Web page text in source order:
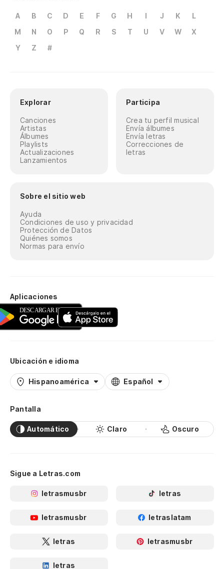
A B C D E F G H I J K
L
M
N O P Q R S T U V W
X
Y
Z #
Explorar
Canciones
Artistas
Álbumes
Playlists
Actualizaciones
Lanzamientos
Participa
Crea tu perfil musical
Envía álbumes
Envía letras
Correcciones de
letras
Sobre el sitio web
Ayuda
Condiciones de uso y privacidad
Protección de Datos
Quiénes somos
Normas para envío
Aplicaciones
Ubicación e idioma
Hispanoamérica Español
Pantalla
Automático Claro Oscuro
Sigue a Letras.com
letrasmusbr letras
letrasmusbr letraslatam
letras letrasmusbr
letras